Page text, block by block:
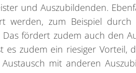
und Auszubildenden.
werden, zum Beispiel durch
fördert zudem auch den
zudem ein riesiger Vorteil,
mit anderen